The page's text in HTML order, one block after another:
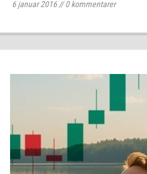
6 januar 2016//0kommentarer